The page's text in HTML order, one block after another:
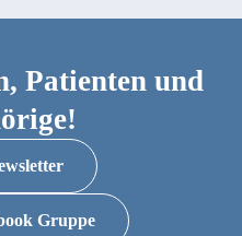
Patienten und
Gruppe